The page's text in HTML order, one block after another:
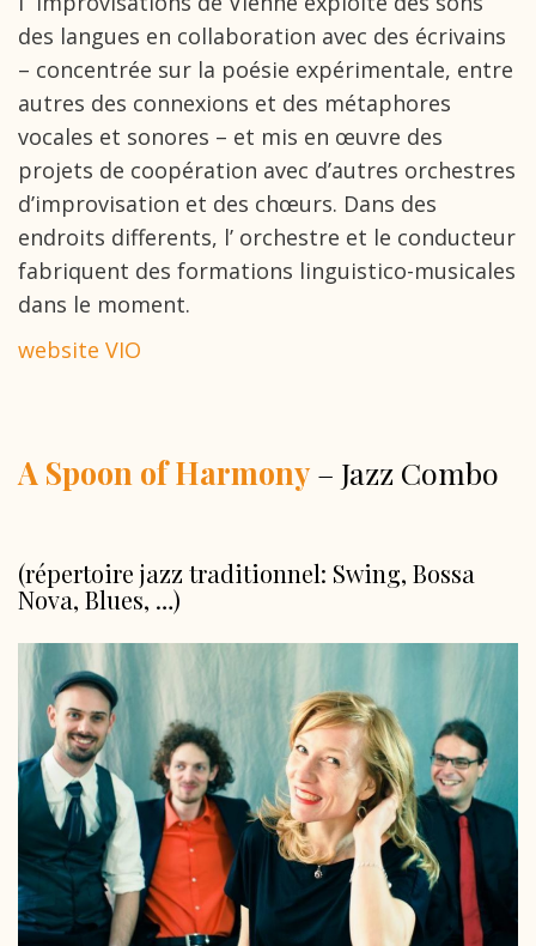
des langues en collaboration avec des écrivains
– concentrée sur la poésie expérimentale, entre
autres des connexions et des métaphores
vocales et sonores – et mis en œuvre des
projets de coopération avec d’autres orchestres
d’improvisation et des chœurs. Dans des
endroits differents, l’ orchestre et le conducteur
fabriquent des formations linguistico-musicales
dans le moment.
website VIO
A Spoon of Harmony – Jazz Combo
(répertoire jazz traditionnel: Swing, Bossa
Nova, Blues, …)